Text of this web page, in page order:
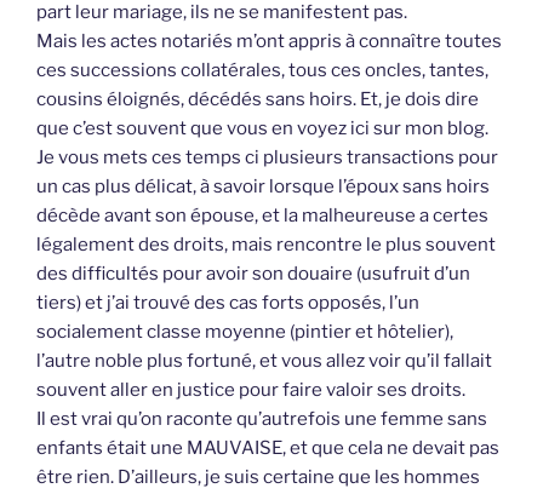
part leur mariage, ils ne se manifestent pas.
Mais les actes notariés m’ont appris à connaître toutes
ces successions collatérales, tous ces oncles, tantes,
cousins éloignés, décédés sans hoirs. Et, je dois dire
que c’est souvent que vous en voyez ici sur mon blog.
Je vous mets ces temps ci plusieurs transactions pour
un cas plus délicat, à savoir lorsque l’époux sans hoirs
décède avant son épouse, et la malheureuse a certes
légalement des droits, mais rencontre le plus souvent
des difficultés pour avoir son douaire (usufruit d’un
tiers) et j’ai trouvé des cas forts opposés, l’un
socialement classe moyenne (pintier et hôtelier),
l’autre noble plus fortuné, et vous allez voir qu’il fallait
souvent aller en justice pour faire valoir ses droits.
Il est vrai qu’on raconte qu’autrefois une femme sans
enfants était une MAUVAISE, et que cela ne devait pas
être rien. D’ailleurs, je suis certaine que les hommes